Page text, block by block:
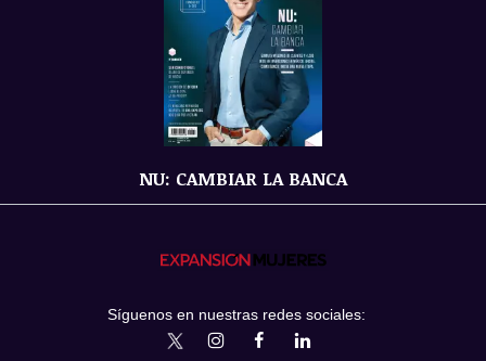
NU: CAMBIAR LA BANCA
Síguenos en nuestras redes sociales:
expansionmxExpansionMex